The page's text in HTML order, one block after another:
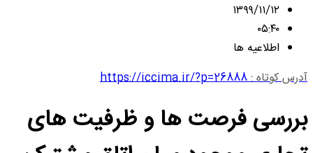
۱۳۹۹/۱۱/۱۲
۰۵:۴۰
اطلاعیه ها
آدرس کوتاه :https://iccima.ir/?p=26888
بررسی فرصت ها و ظرفیت های